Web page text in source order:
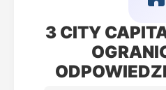
3 CITY